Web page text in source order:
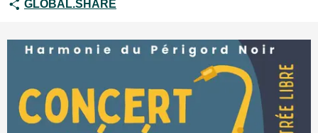
GLOBAL.SHARE